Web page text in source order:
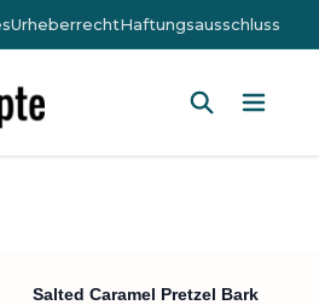
UrheberrechtHaftungsausschluss
Salted Caramel Pretzel Bark